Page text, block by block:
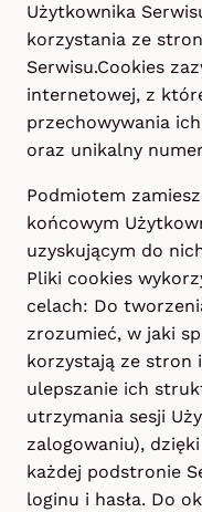
Użytkownika
korzystania ze
Serwisu.Cookies
internetowej, z
przechowywania
oraz unikalny
Podmiotem
końcowym
uzyskującym do
Pliki cookies
celach: Do
zrozumieć, w jaki
korzystają ze stron
ulepszanie ich
utrzymania sesji
zalogowaniu),
każdej podstronie
loginu i hasła. Do